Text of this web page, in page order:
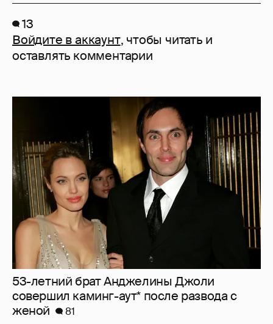
13
Войдите в аккаунт, чтобы читать и
оставлять комментарии
53-летний брат Анджелины Джоли
совершил каминг-аут* после развода с
женой
81